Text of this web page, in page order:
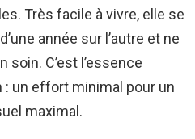
Très facile à vivre, elle se
année sur l’autre et ne
C’est l’essence
: un effort minimal pour un
maximal.